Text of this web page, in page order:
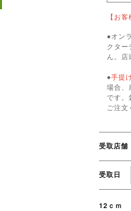
【お
●オン
クタ
ん。店
●手提
場合、
です。
ご注文
受取店舗
受取日
12ｃｍ